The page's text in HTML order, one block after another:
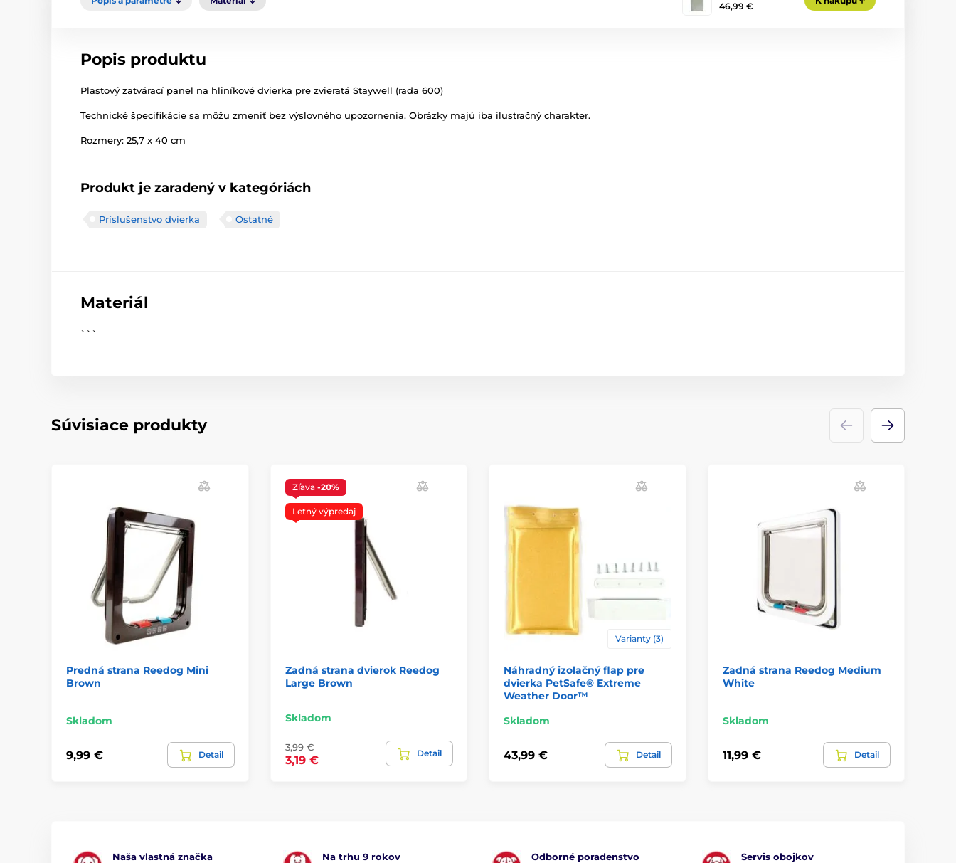
46,99 €
Popis produktu
Plastový zatvárací panel na hliníkové dvierka pre zvieratá Staywell (rada 600)
Technické špecifikácie sa môžu zmeniť bez výslovného upozornenia. Obrázky majú iba ilustračný charakter.
Rozmery: 25,7 x 40 cm
Produkt je zaradený v kategóriách
Príslušenstvo dvierka Ostatné
Materiál
```
Súvisiace produkty
Predná strana Reedog Mini
Brown
Skladom
9,99 € Detail
Zľava -20%
Letný výpredaj
Zadná strana dvierok Reedog
Large Brown
Skladom
3,99 €
3,19 €
Detail
Varianty (3)
Náhradný izolačný flap pre
dvierka PetSafe® Extreme
Weather Door™
Skladom
43,99 € Detail
Zadná strana Reedog Medium
White
Skladom
11,99 € Detail
Naša vlastná značka
Na trhu 9 rokov
Odborné poradenstvo
Servis obojkov